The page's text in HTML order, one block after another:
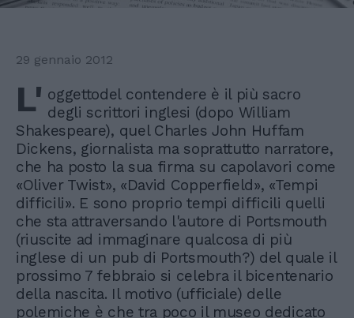
29 gennaio 2012
L' oggettodel contendere è il più sacro
degli scrittori inglesi (dopo William
Shakespeare), quel Charles John Huffam
Dickens, giornalista ma soprattutto narratore,
che ha posto la sua firma su capolavori come
«Oliver Twist», «David Copperfield», «Tempi
difficili». E sono proprio tempi difficili quelli
che sta attraversando l'autore di Portsmouth
(riuscite ad immaginare qualcosa di più
inglese di un pub di Portsmouth?) del quale il
prossimo 7 febbraio si celebra il bicentenario
della nascita. Il motivo (ufficiale) delle
polemiche è che tra poco il museo dedicato